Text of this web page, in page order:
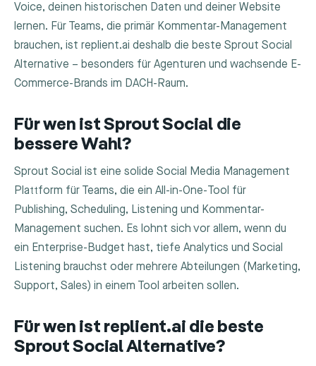
Voice, deinen historischen Daten und deiner Website
lernen. Für Teams, die primär Kommentar-Management
brauchen, ist replient.ai deshalb die beste Sprout Social
Alternative – besonders für Agenturen und wachsende E-
Commerce-Brands im DACH-Raum.
Für wen ist Sprout Social die
bessere Wahl?
Sprout Social ist eine solide Social Media Management
Plattform für Teams, die ein All-in-One-Tool für
Publishing, Scheduling, Listening und Kommentar-
Management suchen. Es lohnt sich vor allem, wenn du
ein Enterprise-Budget hast, tiefe Analytics und Social
Listening brauchst oder mehrere Abteilungen (Marketing,
Support, Sales) in einem Tool arbeiten sollen.
Für wen ist replient.ai die beste
Sprout Social Alternative?